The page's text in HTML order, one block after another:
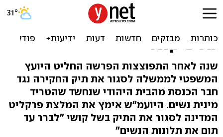
נסגר התיק נגד ח"כ
סלומינסקי בשל חוסר ראיות
מספיקות
שנה לאחר התפוצצות הפרשה החליט היועץ
המשפטי לממשלה לסגור את תיק החקירה נגד
חבר הכנסת מהבית היהודי שנחשד שהטריד
מינית נשים. היועמ"ש אימץ את המלצת פרקליט
המדינה לסגור את התיק בשל קושי "לברר עד
תום את תלונות הנשים"